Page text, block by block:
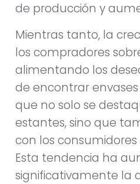
de producción y
Mientras tanto, la
los compradores
alimentando los
de encontrar
que no solo se
estantes, sino que
con los
Esta tendencia ha
significativamente la